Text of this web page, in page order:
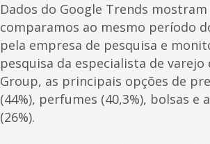
Dados do Google Trends
comparamos ao mesmo período
pela empresa de pesquisa e
pesquisa da especialista de
Group, as principais opções de
(44%), perfumes (40,3%), bolsas e
(26%).